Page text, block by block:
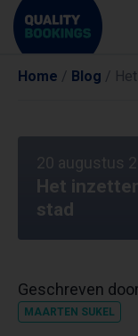
Home / Blog /
20 augustus
Het
stad
Geschreven door
MAARTEN SUKEL